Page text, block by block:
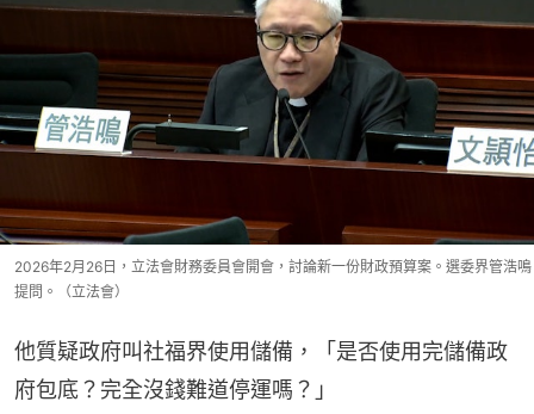
2026年2月26日，立法會財務委員會開會，討論新一份財政預算案。選委界管浩鳴
提問。（立法會）
他質疑政府叫社福界使用儲備，「是否使用完儲備政
府包底？完全沒錢難道停運嗎？」